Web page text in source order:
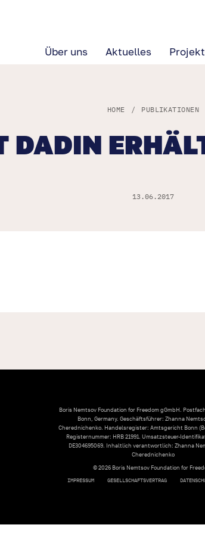
Aktuelles
Über uns
HOME / PUBLIKATIONEN
DADIN
13.06.2017
Boris Nemtsov Foundation for Freedom gGmbH. Postfach
Bonn, Germany. Geschäftsführer: Zhanna
Cherednichenko. Handelsregister: Amtsgericht Bonn
Registernummer: HRB 21991. Umsatzsteuer-
DE304695069. Inhaltlich verantwortlich: Zhanna
Cherednichenko
© 2026 Boris Nemtsov Foundation for
IMPRESSUM
GESELLSCHAFTSVERTRAG